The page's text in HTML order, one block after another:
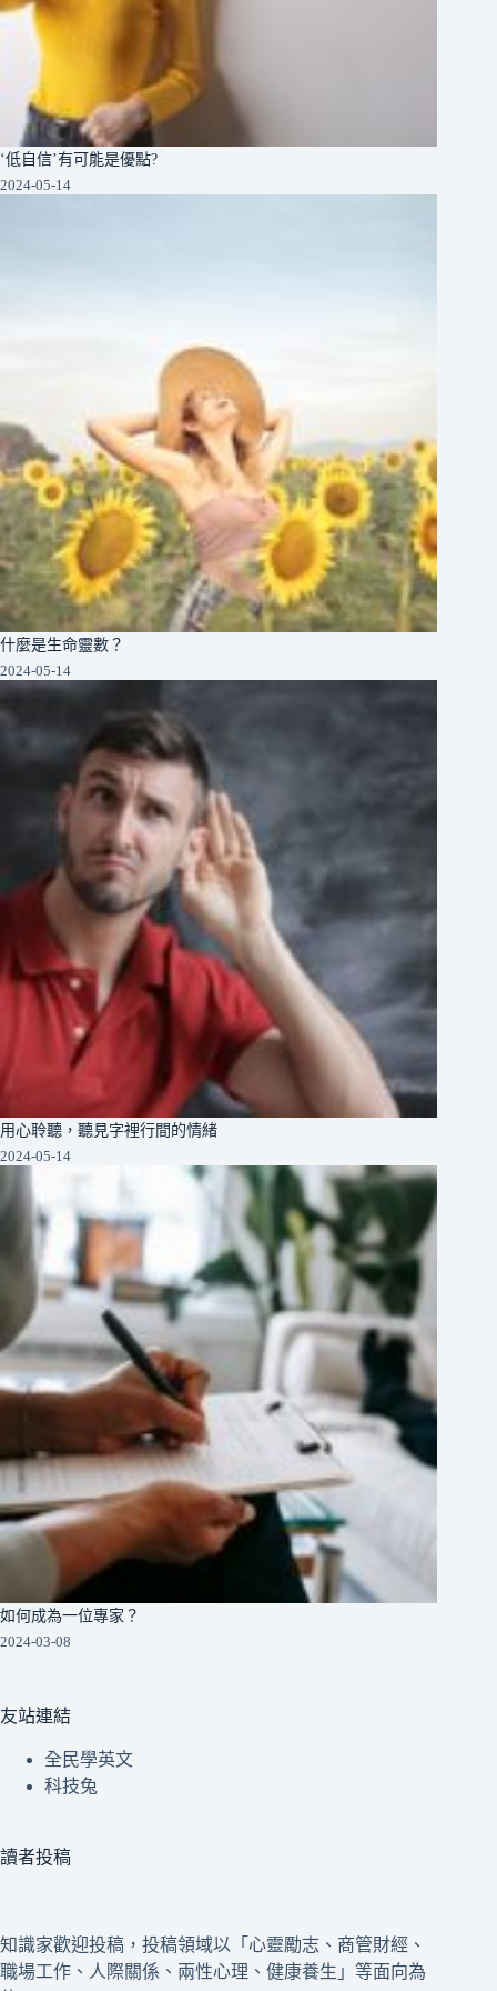
‘低自信’有可能是優點?
2024-05-14
什麼是生命靈數？
2024-05-14
用心聆聽，聽見字裡行間的情緒
2024-05-14
如何成為一位專家？
2024-03-08
友站連結
全民學英文
科技兔
讀者投稿
知識家歡迎投稿，投稿領域以「心靈勵志、商管財經、
職場工作、人際關係、兩性心理、健康養生」等面向為